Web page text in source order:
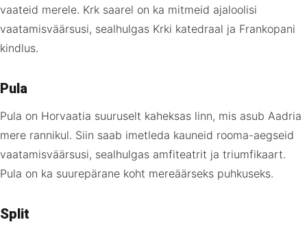
vaateid merele. Krk saarel on ka mitmeid ajaloolisi
vaatamisväärsusi, sealhulgas Krki katedraal ja Frankopani
kindlus.
Pula
Pula on Horvaatia suuruselt kaheksas linn, mis asub Aadria
mere rannikul. Siin saab imetleda kauneid rooma-aegseid
vaatamisväärsusi, sealhulgas amfiteatrit ja triumfikaart.
Pula on ka suurepärane koht mereäärseks puhkuseks.
Split